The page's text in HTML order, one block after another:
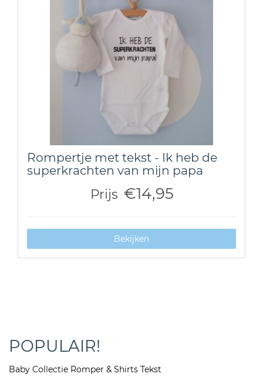
Rompertje met tekst - Ik heb de
superkrachten van mijn papa
Prijs €14,95
Bekijken
POPULAIR!
Baby Collectie Romper & Shirts Tekst